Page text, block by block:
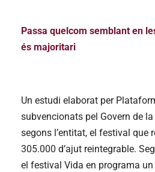
Passa quelcom semblant en
és majoritari
Un estudi elaborat per
subvencionats pel Govern de
segons l’entitat, el festival que
305.000 d’ajut reintegrable.
el festival Vida en programa un